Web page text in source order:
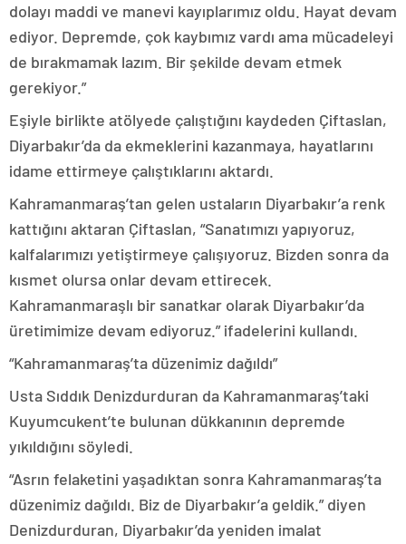
dolayı maddi ve manevi kayıplarımız oldu. Hayat devam
ediyor. Depremde, çok kaybımız vardı ama mücadeleyi
de bırakmamak lazım. Bir şekilde devam etmek
gerekiyor.”
Eşiyle birlikte atölyede çalıştığını kaydeden Çiftaslan,
Diyarbakır’da da ekmeklerini kazanmaya, hayatlarını
idame ettirmeye çalıştıklarını aktardı.
Kahramanmaraş’tan gelen ustaların Diyarbakır’a renk
kattığını aktaran Çiftaslan, “Sanatımızı yapıyoruz,
kalfalarımızı yetiştirmeye çalışıyoruz. Bizden sonra da
kısmet olursa onlar devam ettirecek.
Kahramanmaraşlı bir sanatkar olarak Diyarbakır’da
üretimimize devam ediyoruz.” ifadelerini kullandı.
“Kahramanmaraş’ta düzenimiz dağıldı”
Usta Sıddık Denizdurduran da Kahramanmaraş’taki
Kuyumcukent’te bulunan dükkanının depremde
yıkıldığını söyledi.
“Asrın felaketini yaşadıktan sonra Kahramanmaraş’ta
düzenimiz dağıldı. Biz de Diyarbakır’a geldik.” diyen
Denizdurduran, Diyarbakır’da yeniden imalat